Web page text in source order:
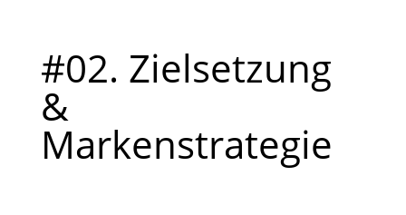
#02. Zielsetzung
&
Markenstrategie